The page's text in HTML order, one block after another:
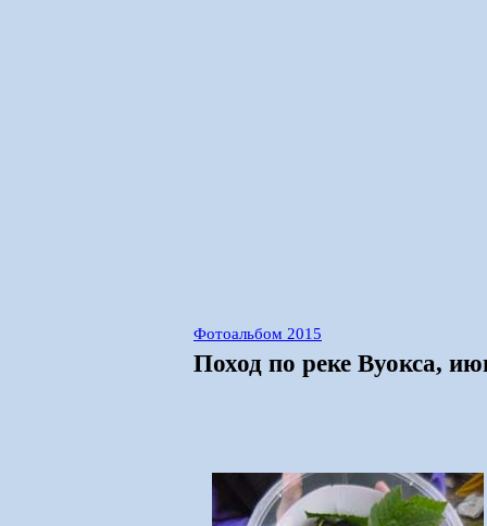
Фотоальбом 2015
Поход по реке Вуокса,